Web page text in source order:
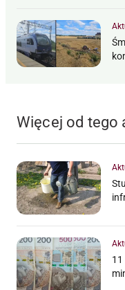
Więcej od tego
11